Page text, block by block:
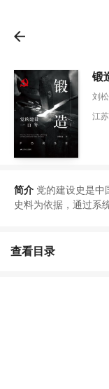
锻
刘
江
党的建设史是中
史料为依据 ， 通过系
简介
查看目录